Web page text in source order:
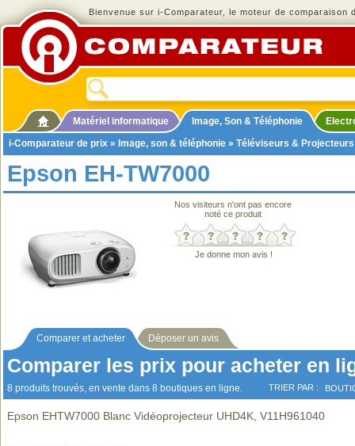
Bienvenue sur i-Comparateur, le moteur de comparaison
Matériel informatique Image, Son & Téléphonie
i-Comparateur de prix » Image, son & téléphonie » Téléviseurs & Projecteurs
Epson EH-TW7000
Nos visiteurs n'ont pas encore
noté ce produit
Je donne mon avis !
Comparer et acheter Déposer un avis
Comparer les prix pour acheter en
8 produits trouvés, en vente dans 8 boutiques en ligne. TRIER PAR :
Epson EHTW7000 Blanc Vidéoprojecteur UHD4K, V11H961040